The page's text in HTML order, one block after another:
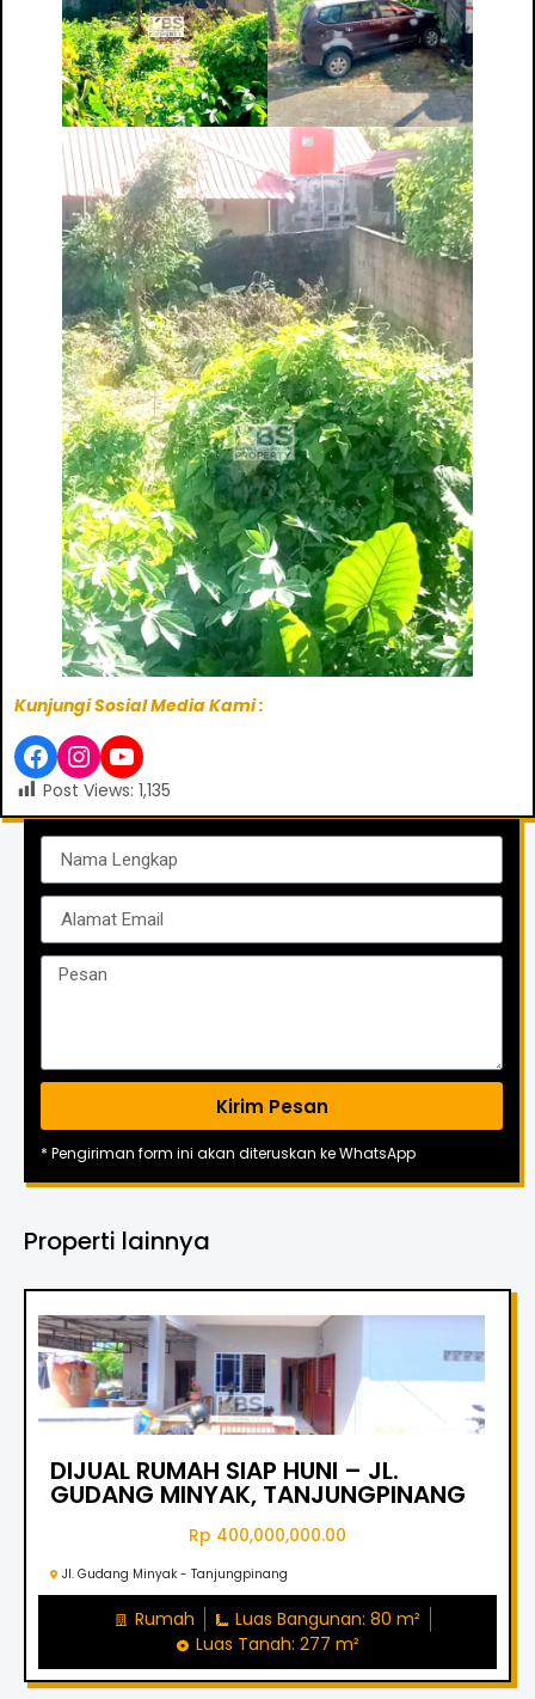
Kunjungi Sosial Media Kami :
Post Views: 1,135
Kirim Pesan
* Pengiriman form ini akan diteruskan ke WhatsApp
Properti lainnya
DIJUAL RUMAH SIAP HUNI – JL.
GUDANG MINYAK, TANJUNGPINANG
Rp 400,000,000.00
Jl. Gudang Minyak - Tanjungpinang
Rumah
Luas Bangunan: 80 m²
Luas Tanah: 277 m²